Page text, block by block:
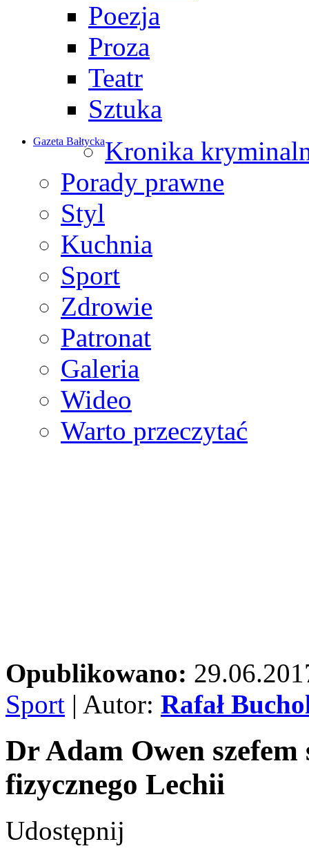
Poezja
Proza
Teatr
Sztuka
Gazeta BałtyckaKronika
Porady prawne
Styl
Kuchnia
Sport
Zdrowie
Patronat
Galeria
Wideo
Warto przeczytać
Opublikowano:
Sport | Autor: Rafał
Dr Adam Owen
fizycznego Lechii
Udostępnij